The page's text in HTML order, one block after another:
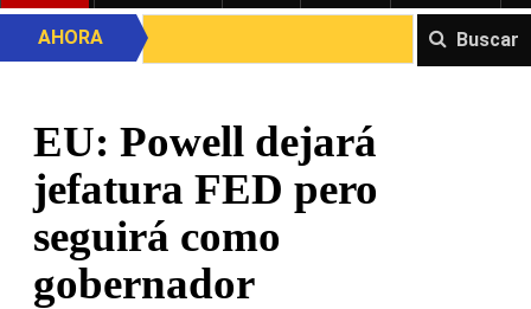
Buscar
AHORA
EU: Powell dejará
jefatura FED pero
seguirá como
gobernador